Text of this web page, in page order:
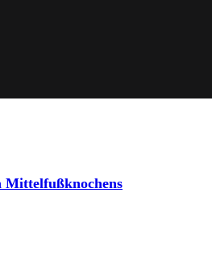
Mittelfußknochens